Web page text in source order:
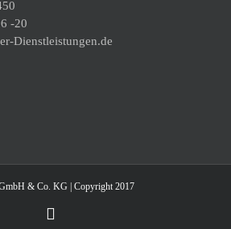
-20
Dienstleistungen.de
& Co. KG | Copyright 2017